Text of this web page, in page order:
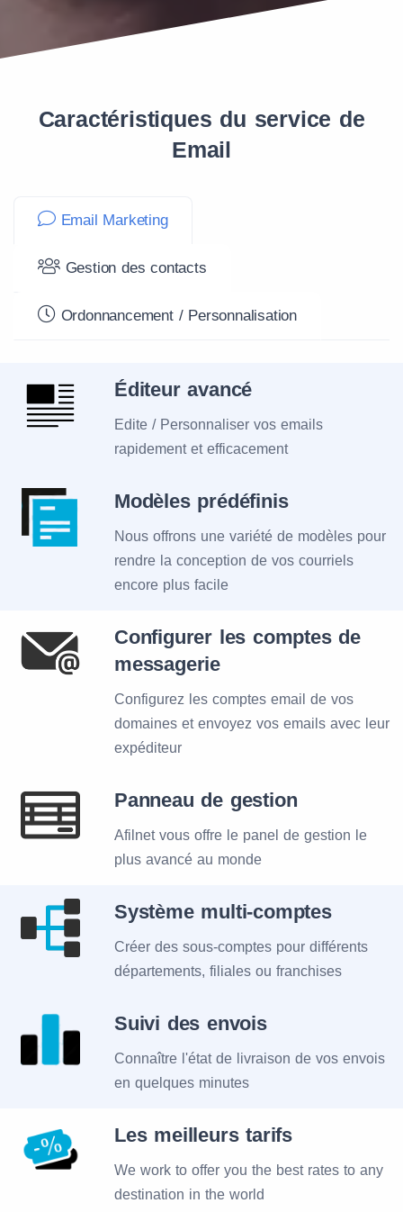
Caractéristiques du service de
Email
Email Marketing
Gestion des contacts
Ordonnancement / Personnalisation
Éditeur avancé
Edite / Personnaliser vos emails
rapidement et efficacement
Modèles prédéfinis
Nous offrons une variété de modèles pour
rendre la conception de vos courriels
encore plus facile
Configurer les comptes de
messagerie
Configurez les comptes email de vos
domaines et envoyez vos emails avec leur
expéditeur
Panneau de gestion
Afilnet vous offre le panel de gestion le
plus avancé au monde
Système multi-comptes
Créer des sous-comptes pour différents
départements, filiales ou franchises
Suivi des envois
Connaître l'état de livraison de vos envois
en quelques minutes
Les meilleurs tarifs
We work to offer you the best rates to any
destination in the world